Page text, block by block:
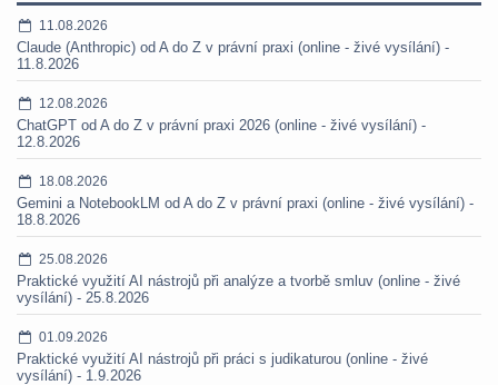
11.08.2026
Claude (Anthropic) od A do Z v právní praxi (online - živé vysílání) -
11.8.2026
12.08.2026
ChatGPT od A do Z v právní praxi 2026 (online - živé vysílání) -
12.8.2026
18.08.2026
Gemini a NotebookLM od A do Z v právní praxi (online - živé vysílání) -
18.8.2026
25.08.2026
Praktické využití AI nástrojů při analýze a tvorbě smluv (online - živé
vysílání) - 25.8.2026
01.09.2026
Praktické využití AI nástrojů při práci s judikaturou (online - živé
vysílání) - 1.9.2026